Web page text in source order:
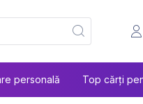
personală Top cărți